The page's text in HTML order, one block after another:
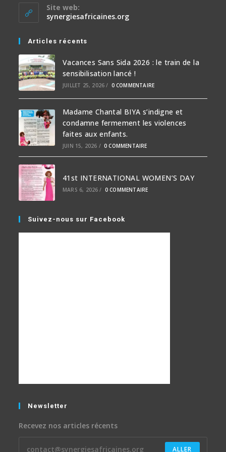
Site web:
synergiesafricaines.org
Articles récents
Vacances Sans Sida 2026 : le train de la
sensibilisation lancé !
JUILLET 25, 2026 / 0 COMMENTAIRE
Madame Chantal BIYA s’indigne et
condamne fermement les violences
faites aux enfants.
JUIN 15, 2026 / 0 COMMENTAIRE
41st INTERNATIONAL WOMEN’S DAY
MARS 6, 2026 / 0 COMMENTAIRE
Suivez-nous sur Facebook
Newsletter
Recevez nos articles récents
ALLER